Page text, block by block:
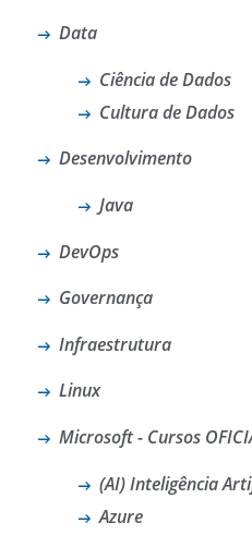
Data
Ciência de Dados
Cultura de Dados
Desenvolvimento
Java
DevOps
Governança
Infraestrutura
Linux
Microsoft - Cursos
(AI) Inteligência
Azure